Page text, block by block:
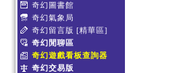
奇幻圖書館
奇幻氣象局
奇幻留言版 [精華區]
奇幻閒聊區
奇幻遊戲看板查詢器
奇幻交易版